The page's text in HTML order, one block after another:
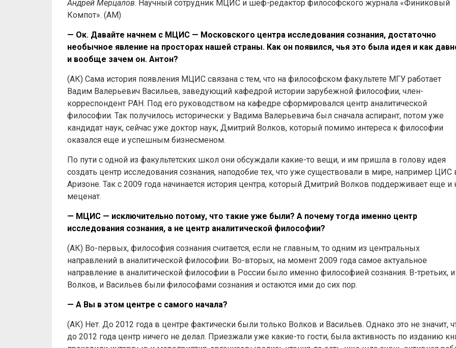
Андрей Мерцалов. Научный сотрудник МЦИС и шеф-редактор философского журнала «Финиковый
Компот». (АМ)
— Ок. Давайте начнем с МЦИС — Московского центра исследования сознания, достаточно
необычное явление на просторах нашей страны. Как он появился, чья это была идея и как
и вообще зачем он. Антон?
(АК) Сама история появления МЦИС связана с тем, что на философском факультете МГУ работает
Вадим Валерьевич Васильев, заведующий кафедрой истории зарубежной философии, член-
корреспондент РАН. Под его руководством на кафедре сформировался центр аналитической
философии. Так получилось исторически: у Вадима Валерьевича был сначала аспирант, потом уже
кандидат наук, сейчас уже доктор наук, Дмитрий Волков, который помимо интереса к философии
оказался еще и успешным бизнесменом.
По пути с одной из факультетских школ они обсуждали какие-то вещи, и им пришла в голову идея
создать центр исследования сознания, наподобие тех, что уже существовали в мире, например ЦИС
Аризоне. Так с 2009 года начинается история центра, который Дмитрий Волков поддерживает еще и
меценат.
— МЦИС — исключительно потому, что такие уже были? А почему тогда именно центр
исследования сознания, а не центр аналитической философии?
(АК) Во-первых, философия сознания считается, если не главным, то одним из центральных
направлений в аналитической философии. Во-вторых, на момент 2009 года самое актуальное
направление в аналитической философии в России было именно философией сознания. В-третьих, и
Волков, и Васильев были философами сознания и остаются ими до сих пор.
— А Вы в этом центре с самого начала?
(АК) Нет. До 2012 года в центре фактически были только Волков и Васильев. Однако это не значит,
до 2012 года центр ничего не делал. Приезжали уже какие-то гости, была активность по изданию